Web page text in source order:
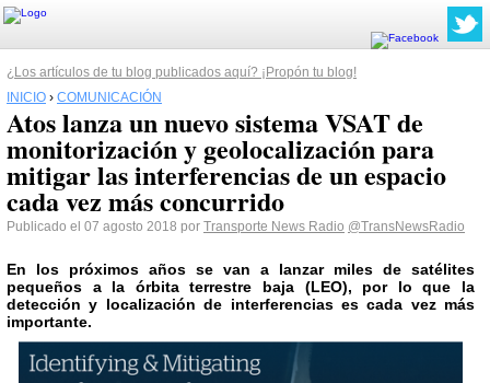
¿Los artículos de tu blog publicados aquí? ¡Propón tu blog!
INICIO › COMUNICACIÓN
Atos lanza un nuevo sistema VSAT de
monitorización y geolocalización para
mitigar las interferencias de un espacio
cada vez más concurrido
Publicado el 07 agosto 2018 por Transporte News Radio @TransNewsRadio
En los próximos años se van a lanzar miles de satélites
pequeños a la órbita terrestre baja (LEO), por lo que la
detección y localización de interferencias es cada vez más
importante.